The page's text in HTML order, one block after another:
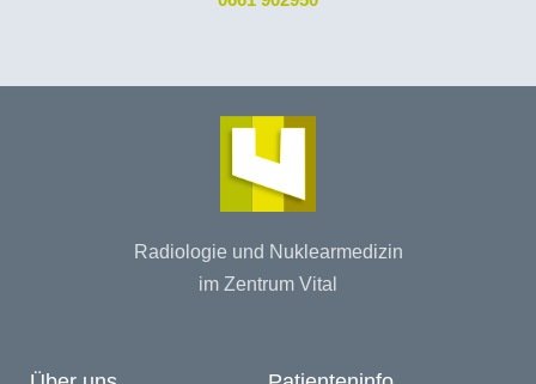
Radiologie und Nuklearmedizin
im Zentrum Vital